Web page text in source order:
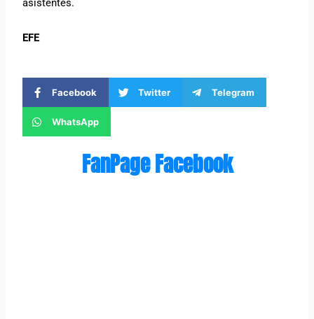
asistentes.
EFE
Facebook Twitter Telegram
WhatsApp
FanPage Facebook